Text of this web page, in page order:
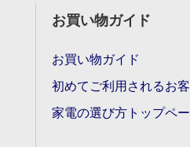
お買い物ガイド
お買い物ガイド
初めてご利用されるお
家電の選び方トップペ